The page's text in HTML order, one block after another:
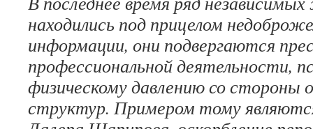
находились под прицелом
информации, они подвергаются
профессиональной деятельности,
физическому давлению со стороны
структур. Примером тому